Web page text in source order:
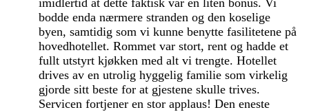
bodde enda nærmere stranden og den koselige
byen, samtidig som vi kunne benytte fasilitetene på
hovedhotellet. Rommet var stort, rent og hadde et
fullt utstyrt kjøkken med alt vi trengte. Hotellet
drives av en utrolig hyggelig familie som virkelig
gjorde sitt beste for at gjestene skulle trives.
Servicen fortjener en stor applaus! Den eneste